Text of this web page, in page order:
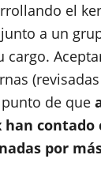
el
a un
cargo.
de que
contado
por